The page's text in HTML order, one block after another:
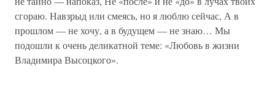
сгораю. Навзрыд или смеясь, но я люблю сейчас, А в
прошлом — не хочу, а в будущем — не знаю… Мы
подошли к очень деликатной теме: «Любовь в жизни
Владимира Высоцкого».